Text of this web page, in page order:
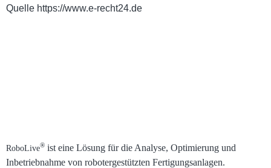
Quelle https://www.e-recht24.de
RoboLive® ist eine Lösung für die Analyse, Optimierung und
Inbetriebnahme von robotergestützten Fertigungsanlagen.